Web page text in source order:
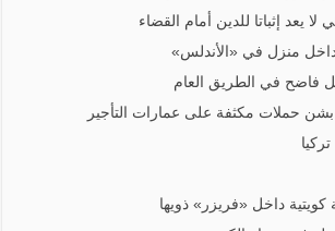
لا يعد إثباتا للدين أمام القضاء
منزل في «الأندلس»
فاضح في الطريق العام
بشن حملات مكثفة على عمارات التأجير
داخل «فريزر» ذويها